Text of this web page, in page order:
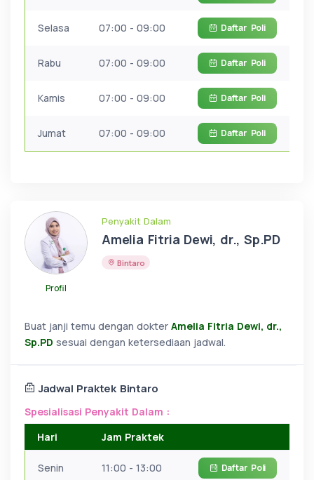
Selasa 07:00 - 09:00 Daftar Poli
Rabu 07:00 - 09:00 Daftar Poli
Kamis 07:00 - 09:00 Daftar Poli
Jumat 07:00 - 09:00 Daftar Poli
Profil
Penyakit Dalam
Amelia Fitria Dewi, dr., Sp.PD
Bintaro
Buat janji temu dengan dokter Amelia Fitria Dewi, dr.,
Sp.PD sesuai dengan ketersediaan jadwal.
Jadwal Praktek Bintaro
Spesialisasi Penyakit Dalam :
Hari
Jam Praktek
Senin 11:00 - 13:00 Daftar Poli